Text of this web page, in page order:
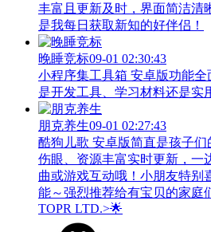
丰富且更新及时，界面简洁清
是我每日获取新知的好伴侣！
晚睡竞标09-01 02:30:43
小程序集工具箱 安卓版功能
是开发工具、学习材料还是实
朋克养生09-01 02:27:43
酷狗儿歌 安卓版简直是孩子
伤眼、资源丰富实时更新，一
曲或游戏互动哦！小朋友特别
能～强烈推荐给有宝贝的家庭
TOPR LTD.>🌟